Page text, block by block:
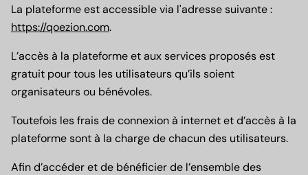
La plateforme est accessible via l'adresse suivante :
https://qoezion.com.
L’accès à la plateforme et aux services proposés est
gratuit pour tous les utilisateurs qu’ils soient
organisateurs ou bénévoles.
Toutefois les frais de connexion à internet et d’accès à la
plateforme sont à la charge de chacun des utilisateurs.
Afin d’accéder et de bénéficier de l’ensemble des